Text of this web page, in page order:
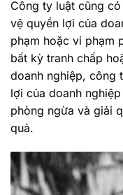
Công ty luật cũng
vệ quyền lợi của
phạm hoặc vi phạm
bất kỳ tranh chấp
doanh nghiệp, công
lợi của doanh
phòng ngừa và giải
quả.